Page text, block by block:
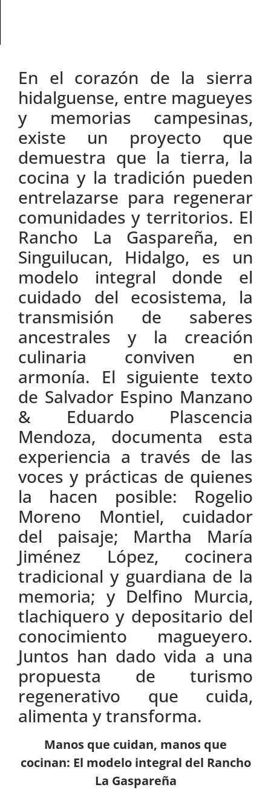
En el corazón de la sierra
hidalguense, entre magueyes
y memorias campesinas,
existe un proyecto que
demuestra que la tierra, la
cocina y la tradición pueden
entrelazarse para regenerar
comunidades y territorios. El
Rancho La Gaspareña, en
Singuilucan, Hidalgo, es un
modelo integral donde el
cuidado del ecosistema, la
transmisión de saberes
ancestrales y la creación
culinaria conviven en
armonía. El siguiente texto
de Salvador Espino Manzano
& Eduardo Plascencia
Mendoza, documenta esta
experiencia a través de las
voces y prácticas de quienes
la hacen posible: Rogelio
Moreno Montiel, cuidador
del paisaje; Martha María
Jiménez López, cocinera
tradicional y guardiana de la
memoria; y Delfino Murcia,
tlachiquero y depositario del
conocimiento magueyero.
Juntos han dado vida a una
propuesta de turismo
regenerativo que cuida,
alimenta y transforma.
Manos que cuidan, manos que
cocinan: El modelo integral del Rancho
La Gaspareña